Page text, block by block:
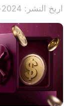
اريخ النشر: 2024-12-16